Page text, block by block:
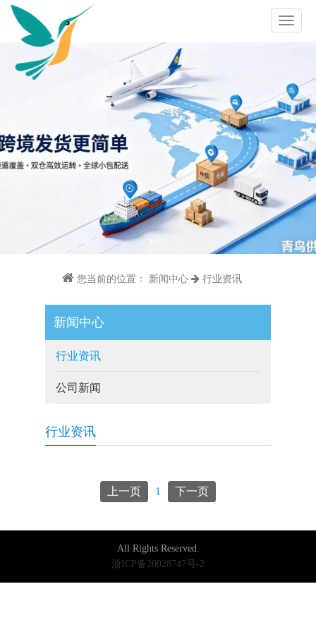
您当前的位置： 新闻中心 行业资讯
新闻中心
行业资讯
公司新闻
行业资讯
上一页 1 下一页
All Rights Reserved.
浙ICP备20028747号-2